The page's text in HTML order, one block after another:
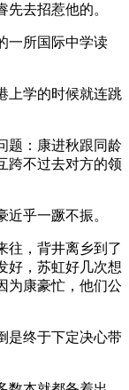
去招惹他的。
一所国际中学读
上学的时候就连跳
题：康进秋跟同龄
跨不过去对方的领
乎一蹶不振。
往，背井离乡到了
好，苏虹好几次想
为康豪忙，他们公
是终于下定决心带